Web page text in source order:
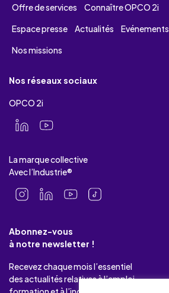
Offre de services
Connaître OPCO 2i
Espace presse
Actualités Evénements
Nos missions
Nos réseaux sociaux
OPCO 2i
La marque collective
Avec l’Industrie®
Abonnez-vous
à notre newsletter !
Recevez chaque mois l’essentiel
des actualités relatives à l’emploi-